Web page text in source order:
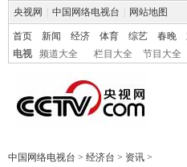
央视网 中国网络电视台 网站地图
首页 新闻 经济 体育 综艺 春晚
电视
频道大全 栏目大全 节目大全
中国网络电视台 > 经济台 > 资讯 >